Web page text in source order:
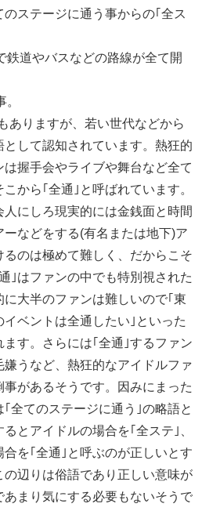
ステージに通う事からの｢全ス
鉄道やバスなどの路線が全て開
ありますが、若い世代などから
して認知されています。熱狂的
握手会やライブや舞台など全て
から｢全通｣と呼ばれています。
人にしろ現実的には金銭面と時間
などをする(有名または地下)ア
のは極めて難しく、だからこそ
｣はファンの中でも特別視された
に大半のファンは難しいので｢東
ベントは全通したい｣といった
す。さらには｢全通｣するファン
嫌うなど、熱狂的なアイドルファ
があるそうです。因みにまった
｢全てのステージに通う｣の略語と
とアイドルの場合を｢全ステ｣、
を｢全通｣と呼ぶのが正しいとす
の辺りは俗語であり正しい意味が
まり気にする必要もないそうで